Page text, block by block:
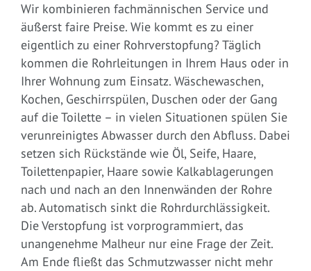
Wir kombinieren fachmännischen Service und
äußerst faire Preise. Wie kommt es zu einer
eigentlich zu einer Rohrverstopfung? Täglich
kommen die Rohrleitungen in Ihrem Haus oder in
Ihrer Wohnung zum Einsatz. Wäschewaschen,
Kochen, Geschirrspülen, Duschen oder der Gang
auf die Toilette – in vielen Situationen spülen Sie
verunreinigtes Abwasser durch den Abfluss. Dabei
setzen sich Rückstände wie Öl, Seife, Haare,
Toilettenpapier, Haare sowie Kalkablagerungen
nach und nach an den Innenwänden der Rohre
ab. Automatisch sinkt die Rohrdurchlässigkeit.
Die Verstopfung ist vorprogrammiert, das
unangenehme Malheur nur eine Frage der Zeit.
Am Ende fließt das Schmutzwasser nicht mehr